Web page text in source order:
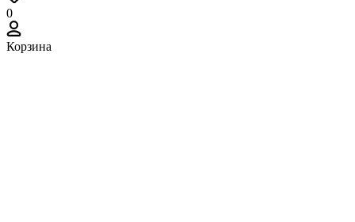
0
Корзина